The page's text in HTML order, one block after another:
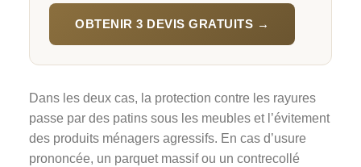
OBTENIR 3 DEVIS GRATUITS →
Dans les deux cas, la protection contre les rayures
passe par des patins sous les meubles et l’évitement
des produits ménagers agressifs. En cas d’usure
prononcée, un parquet massif ou un contrecollé